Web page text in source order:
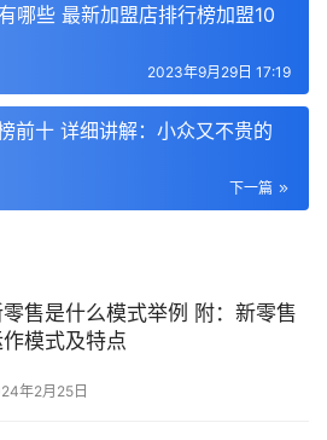
哪些 最新加盟店排行榜加盟10
2023年9月29日 17:19
前十 详细讲解：小众又不贵的
下一篇
售是什么模式举例 附：新零售
模式及特点
年2月25日